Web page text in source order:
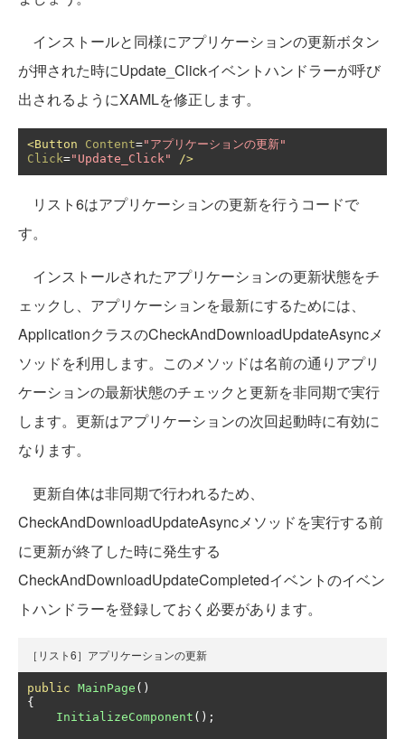
インストールと同様にアプリケーションの更新ボタン
が押された時にUpdate_Clickイベントハンドラーが呼び
出されるようにXAMLを修正します。
<Button Content="アプリケーションの更新"
Click="Update_Click" />
リスト6はアプリケーションの更新を行うコードで
す。
インストールされたアプリケーションの更新状態をチ
ェックし、アプリケーションを最新にするためには、
ApplicationクラスのCheckAndDownloadUpdateAsyncメ
ソッドを利用します。このメソッドは名前の通りアプリ
ケーションの最新状態のチェックと更新を非同期で実行
します。更新はアプリケーションの次回起動時に有効に
なります。
更新自体は非同期で行われるため、
CheckAndDownloadUpdateAsyncメソッドを実行する前
に更新が終了した時に発生する
CheckAndDownloadUpdateCompletedイベントのイベン
トハンドラーを登録しておく必要があります。
［リスト6］アプリケーションの更新
public MainPage ()
{
InitializeComponent ();